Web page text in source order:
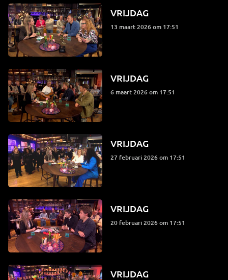
VRIJDAG
13 maart 2026 om 17:51
VRIJDAG
6 maart 2026 om 17:51
VRIJDAG
27 februari 2026 om 17:51
VRIJDAG
20 februari 2026 om 17:51
VRIJDAG